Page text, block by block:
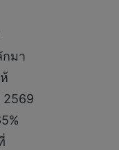
กมา
2569